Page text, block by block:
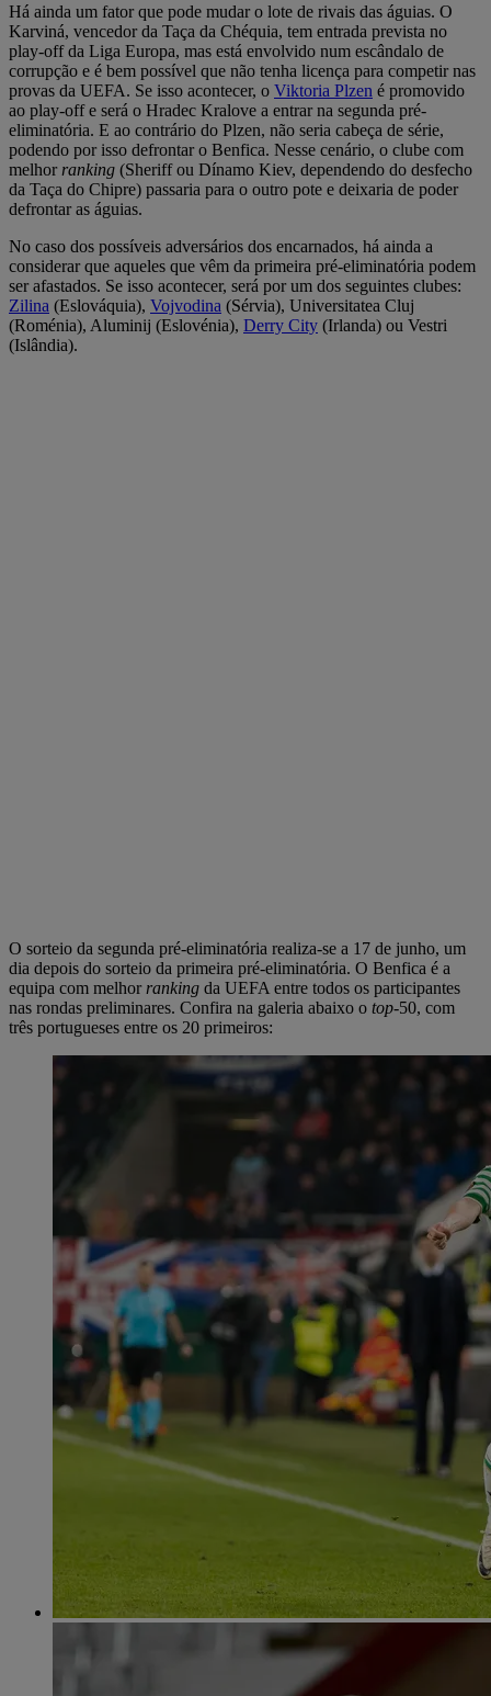
Há ainda um fator que pode mudar o lote de rivais das águias. O
Karviná, vencedor da Taça da Chéquia, tem entrada prevista no
play-off da Liga Europa, mas está envolvido num escândalo de
corrupção e é bem possível que não tenha licença para competir nas
provas da UEFA. Se isso acontecer, o Viktoria Plzen é promovido
ao play-off e será o Hradec Kralove a entrar na segunda pré-
eliminatória. E ao contrário do Plzen, não seria cabeça de série,
podendo por isso defrontar o Benfica. Nesse cenário, o clube com
melhor ranking (Sheriff ou Dínamo Kiev, dependendo do desfecho
da Taça do Chipre) passaria para o outro pote e deixaria de poder
defrontar as águias.
No caso dos possíveis adversários dos encarnados, há ainda a
considerar que aqueles que vêm da primeira pré-eliminatória podem
ser afastados. Se isso acontecer, será por um dos seguintes clubes:
Zilina (Eslováquia), Vojvodina (Sérvia), Universitatea Cluj
(Roménia), Aluminij (Eslovénia), Derry City (Irlanda) ou Vestri
(Islândia).
O sorteio da segunda pré-eliminatória realiza-se a 17 de junho, um
dia depois do sorteio da primeira pré-eliminatória. O Benfica é a
equipa com melhor ranking da UEFA entre todos os participantes
nas rondas preliminares. Confira na galeria abaixo o top-50, com
três portugueses entre os 20 primeiros: